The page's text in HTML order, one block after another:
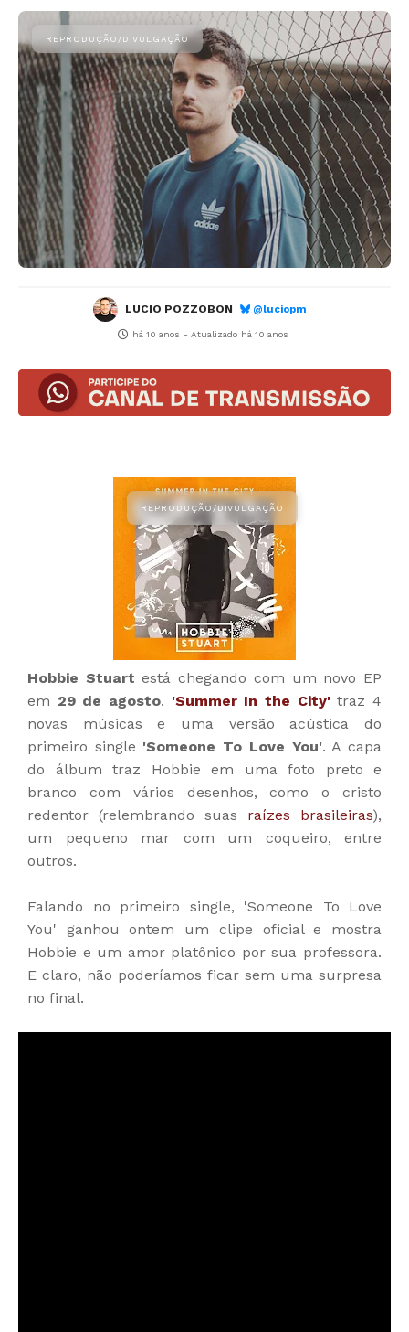
LUCIO POZZOBON @luciopm
há 10 anos - Atualizado há 10 anos
Hobbie Stuart está chegando com um novo EP
em 29 de agosto. 'Summer In the City'traz 4
novas músicas e uma versão acústica do
primeiro single 'Someone To Love You'. A capa
do álbum traz Hobbie em uma foto preto e
branco com vários desenhos, como o cristo
redentor (relembrando suas raízes brasileiras),
um pequeno mar com um coqueiro, entre
outros.
Falando no primeiro single, 'Someone To Love
You' ganhou ontem um clipe oficial e mostra
Hobbie e um amor platônico por sua professora.
E claro, não poderíamos ficar sem uma surpresa
no final.